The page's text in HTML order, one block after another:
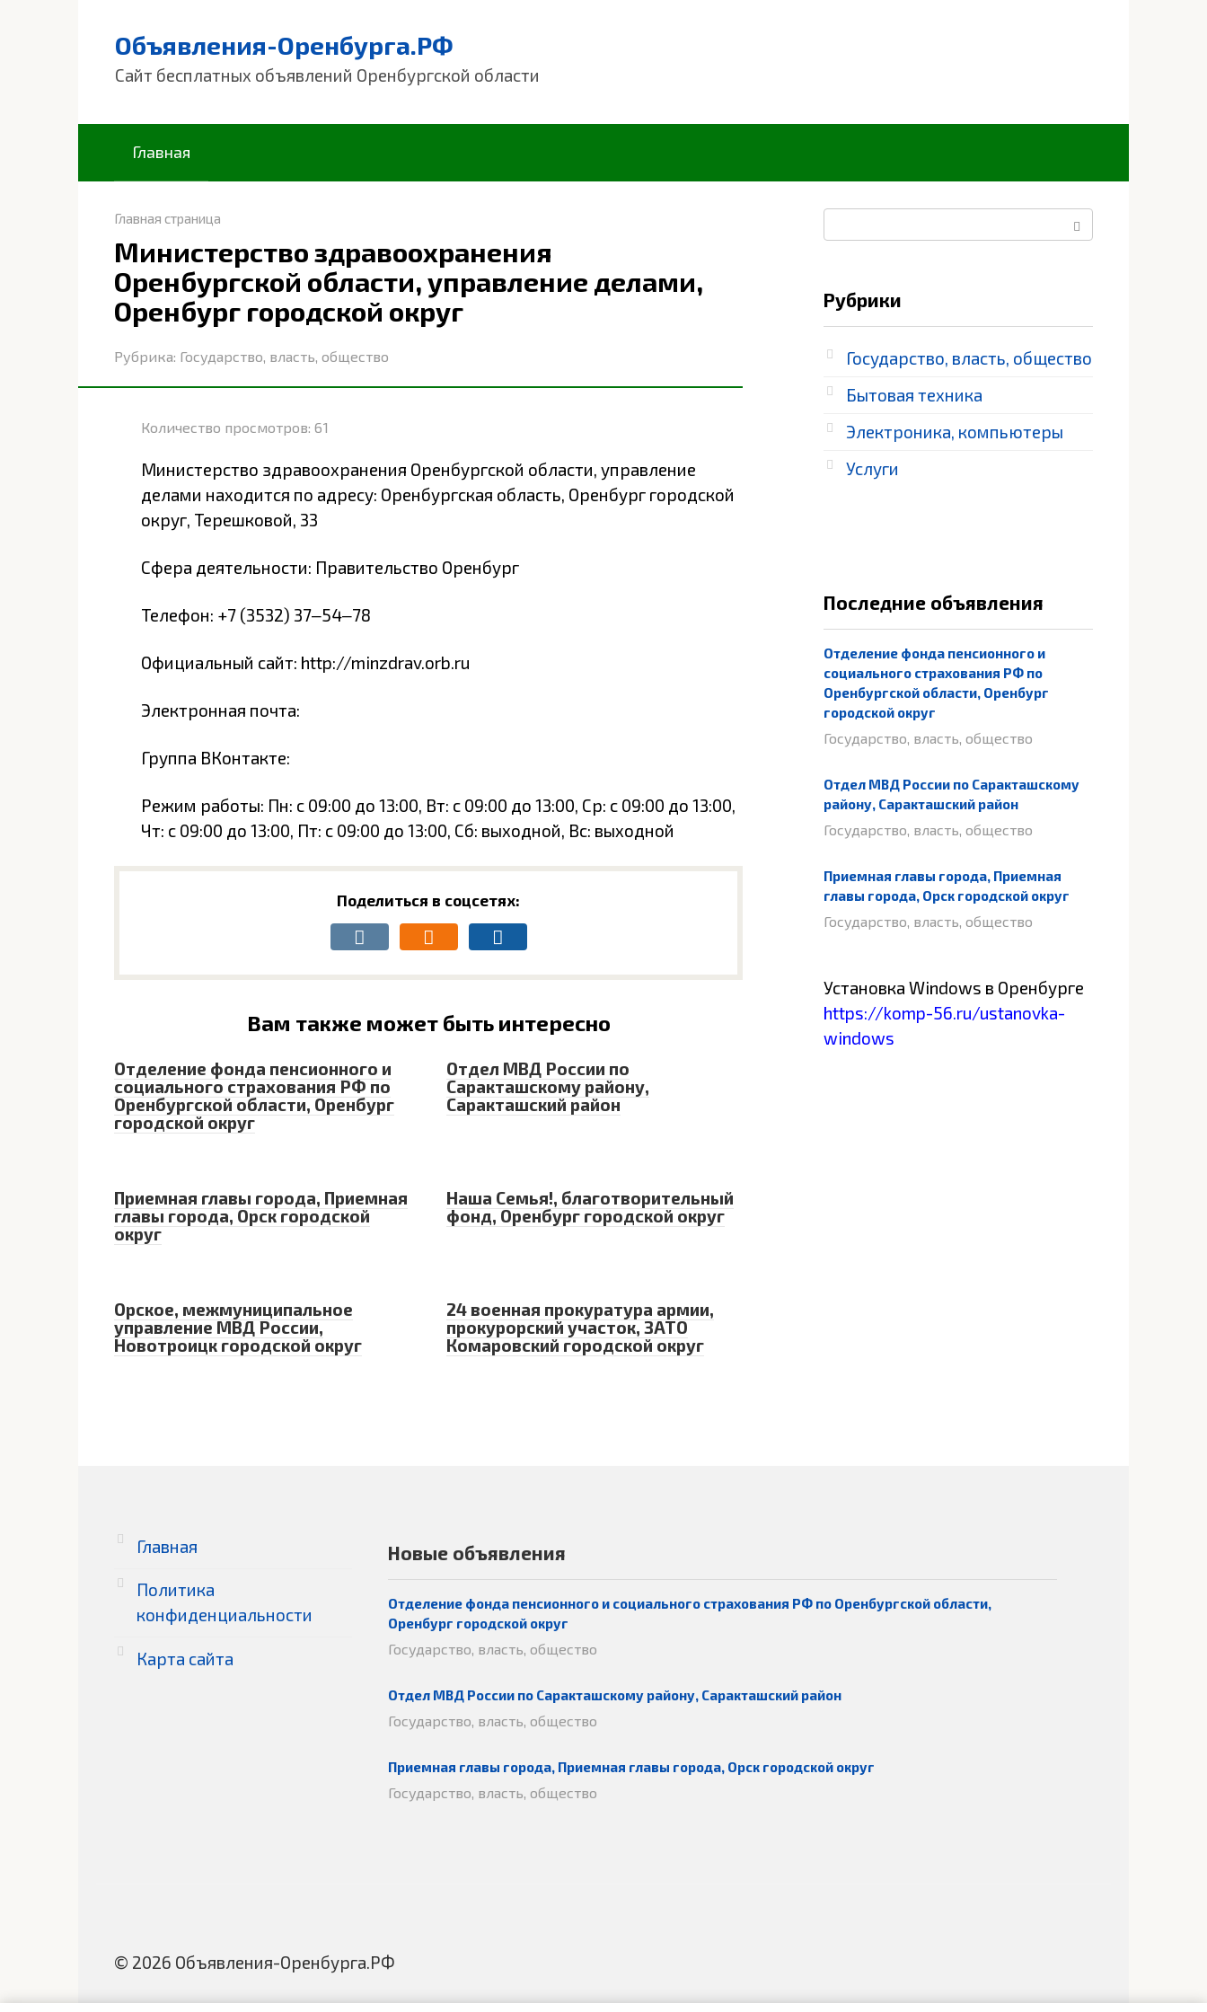
Объявления-Оренбурга.РФ
Сайт бесплатных объявлений Оренбургской области
Главная
Главная страница
Министерство здравоохранения
Оренбургской области, управление делами,
Оренбург городской округ
Рубрика: Государство, власть, общество
Количество просмотров: 61
Министерство здравоохранения Оренбургской области, управление
делами находится по адресу: Оренбургская область, Оренбург городской
округ, Терешковой, 33
Сфера деятельности: Правительство Оренбург
Телефон: +7 (3532) 37‒54‒78
Официальный сайт: http://minzdrav.orb.ru
Электронная почта:
Группа ВКонтакте:
Режим работы: Пн: с 09:00 до 13:00, Вт: с 09:00 до 13:00, Ср: с 09:00 до 13:00,
Чт: с 09:00 до 13:00, Пт: с 09:00 до 13:00, Сб: выходной, Вс: выходной
Поделиться в соцсетях:
Вам также может быть интересно
Отделение фонда пенсионного и
социального страхования РФ по
Оренбургской области, Оренбург
городской округ
Отдел МВД России по
Саракташскому району,
Саракташский район
Приемная главы города, Приемная
главы города, Орск городской
округ
Наша Семья!, благотворительный
фонд, Оренбург городской округ
Орское, межмуниципальное
управление МВД России,
Новотроицк городской округ
24 военная прокуратура армии,
прокурорский участок, ЗАТО
Комаровский городской округ
Рубрики
Государство, власть, общество
Бытовая техника
Электроника, компьютеры
Услуги
Последние объявления
Отделение фонда пенсионного и
социального страхования РФ по
Оренбургской области, Оренбург
городской округ
Государство, власть, общество
Отдел МВД России по Саракташскому
району, Саракташский район
Государство, власть, общество
Приемная главы города, Приемная
главы города, Орск городской округ
Государство, власть, общество
Установка Windows в Оренбурге
https://komp-56.ru/ustanovka-
windows
Главная
Политика
конфиденциальности
Карта сайта
Новые объявления
Отделение фонда пенсионного и социального страхования РФ по Оренбургской области,
Оренбург городской округ
Государство, власть, общество
Отдел МВД России по Саракташскому району, Саракташский район
Государство, власть, общество
Приемная главы города, Приемная главы города, Орск городской округ
Государство, власть, общество
© 2026 Объявления-Оренбурга.РФ